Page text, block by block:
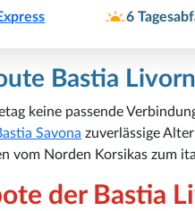
6
Bastia
keine passende
Savona zuverlässige
vom Norden Korsikas zum
der Bastia